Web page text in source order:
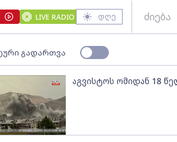
LIVE RADIO დღე
გადართვა
აგვისტოს ომიდან 18